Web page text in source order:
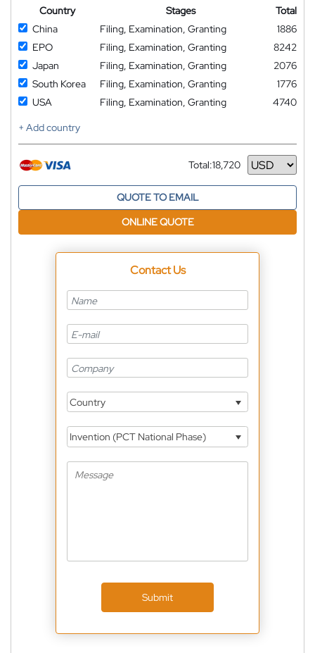
Country Stages
Total
China
Filing, Examination, Granting
1886
EPO
Filing, Examination, Granting
8242
Japan
Filing, Examination, Granting
2076
South Korea
Filing, Examination, Granting
1776
USA
Filing, Examination, Granting
4740
+ Add country
Total:18,720
Currency
QUOTE TO EMAIL
ONLINE QUOTE
Contact Us
Country
Invention (PCT National Phase)
Submit